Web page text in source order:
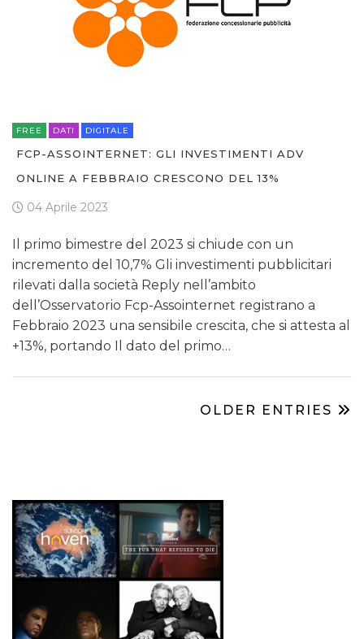
FREE DATI DIGITALE
FCP-ASSOINTERNET: GLI INVESTIMENTI ADV
ONLINE A FEBBRAIO CRESCONO DEL 13%
04 Aprile 2023
Il primo bimestre del 2023 si chiude con un
incremento del 10,7% Gli investimenti pubblicitari
rilevati dalla società Reply nell’ambito
dell’Osservatorio Fcp-Assointernet registrano a
Febbraio 2023 una sensibile crescita, che si attesta al
+13%, portando Il dato del primo…
OLDER ENTRIES